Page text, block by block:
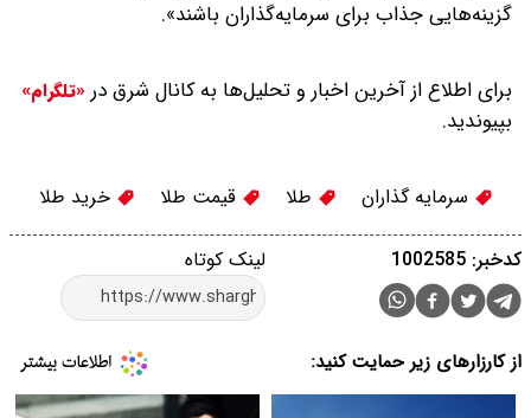
گزینه‌هایی جذاب برای سرمایه‌گذاران باشند».
برای اطلاع از آخرین اخبار و تحلیل‌ها به کانال شرق در «تلگرام»
بپیوندید.
سرمایه گذاران طلا قیمت طلا خرید طلا
لینک کوتاه کدخبر: 1002585
از کارزارهای زیر حمایت کنید: